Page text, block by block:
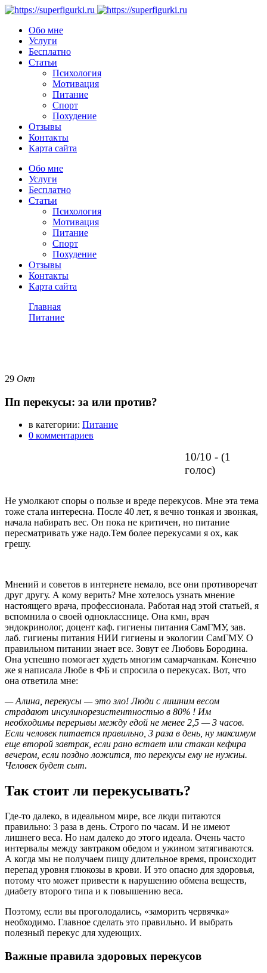
Обо мне
Услуги
Бесплатно
Статьи
Психология
Мотивация
Питание
Спорт
Похудение
Отзывы
Контакты
Карта сайта
Обо мне
Услуги
Бесплатно
Статьи
Психология
Мотивация
Питание
Спорт
Похудение
Отзывы
Контакты
Карта сайта
Главная
Питание
29 Окт
Пп перекусы: за или против?
в категории: Питание
0 комментариев
10/10 - (1
голос)
Не умолкают споры о пользе и вреде перекусов. Мне эта тема
тоже стала интересна. После 40 лет, я вечно тонкая и звонкая,
начала набирать вес. Он пока не критичен, но питание
пересматривать уже надо.Тем более перекусами я ох, как
грешу.
Мнений и советов в интернете немало, все они противоречат
друг другу. А кому верить? Мне хотелось узнать мнение
настоящего врача, профессионала. Работая над этой статьей, я
вспомнила о своей однокласснице. Она кмн, врач
эндокринолог, доцент каф. гигиены питания СамГМУ, зав.
лаб. гигиены питания НИИ гигиены и экологии СамГМУ. О
правильном питании знает все. Зовут ее Любовь Бородина.
Она успешно помогает худеть многим самарчанкам. Конечно
же я написала Любе в ФБ и спросила о перекусах. Вот, что
она ответила мне:
— Алина, перекусы — это зло! Люди с лишним весом
страдают инсулинорезистентностью в 80% ! Им
необходимы перерывы между едой не менее 2,5 — 3 часов.
Если человек питается правильно, 3 раза в день, ну максимум
еще второй завтрак, если рано встает или стакан кефира
вечером, если поздно ложится, то перекусы ему не нужны.
Человек будет сыт.
Так стоит ли перекусывать?
Где-то далеко, в идеальном мире, все люди питаются
правильно: 3 раза в день. Строго по часам. И не имеют
лишнего веса. Но нам далеко до этого идеала. Очень часто
интервалы между завтраком обедом и ужином затягиваются.
А когда мы не получаем пищу длительное время, происходит
перепад уровня глюкозы в крови. И это опасно для здоровья,
потому что может привести к нарушению обмена веществ,
диабету второго типа и к повышению веса.
Поэтому, если вы проголодались, «заморить червячка»
необходимо. Главное сделать это правильно. И выбрать
полезный перекус для худеющих.
Важные правила здоровых перекусов